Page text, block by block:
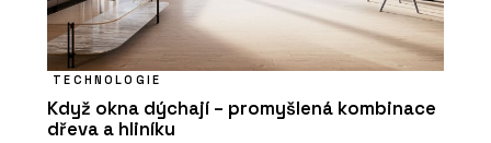
Šest dekád na OBZORu: Od cibule k
originálním vypínačům
TECHNOLOGIE
Když okna dýchají – promyšlená kombinace
dřeva a hliníku